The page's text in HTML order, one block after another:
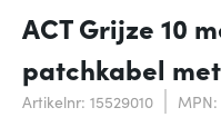
ACT Grijze 10
patchkabel met
Artikelnr: 15529010 MPN: